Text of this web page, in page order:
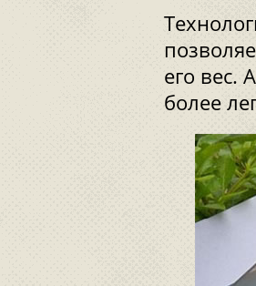
его вес.
более